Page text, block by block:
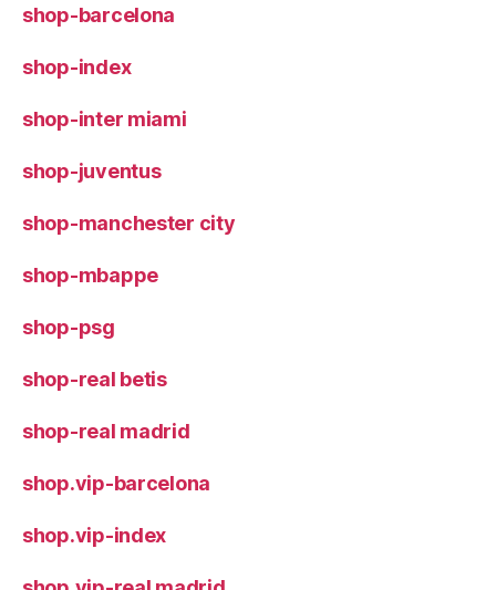
shop-barcelona
shop-index
shop-inter miami
shop-juventus
shop-manchester city
shop-mbappe
shop-psg
shop-real betis
shop-real madrid
shop.vip-barcelona
shop.vip-index